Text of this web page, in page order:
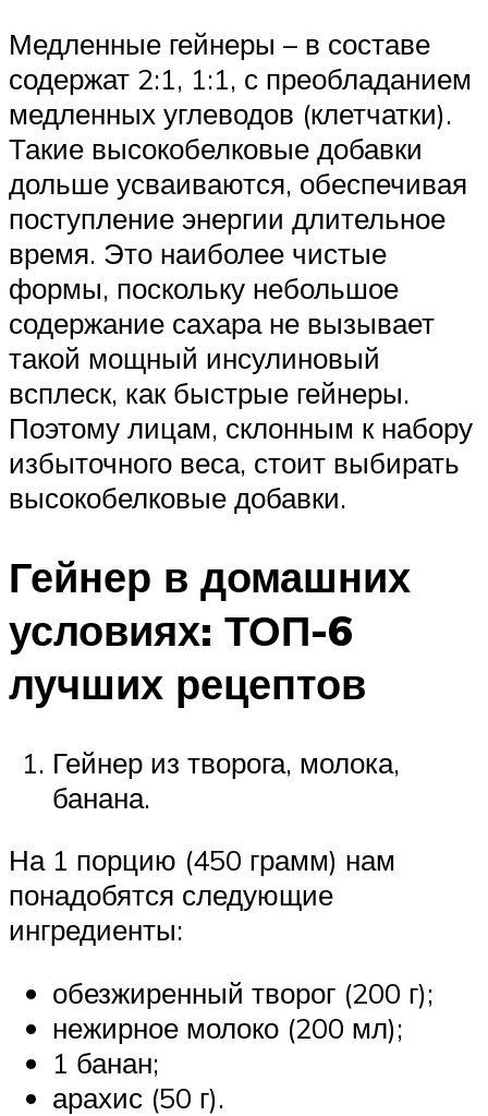
Медленные гейнеры – в составе
содержат 2:1, 1:1, с преобладанием
медленных углеводов (клетчатки).
Такие высокобелковые добавки
дольше усваиваются, обеспечивая
поступление энергии длительное
время. Это наиболее чистые
формы, поскольку небольшое
содержание сахара не вызывает
такой мощный инсулиновый
всплеск, как быстрые гейнеры.
Поэтому лицам, склонным к набору
избыточного веса, стоит выбирать
высокобелковые добавки.
Гейнер в домашних
условиях: ТОП-6
лучших рецептов
Гейнер из творога, молока,
банана.
На 1 порцию (450 грамм) нам
понадобятся следующие
ингредиенты:
обезжиренный творог (200 г);
нежирное молоко (200 мл);
1 банан;
арахис (50 г).